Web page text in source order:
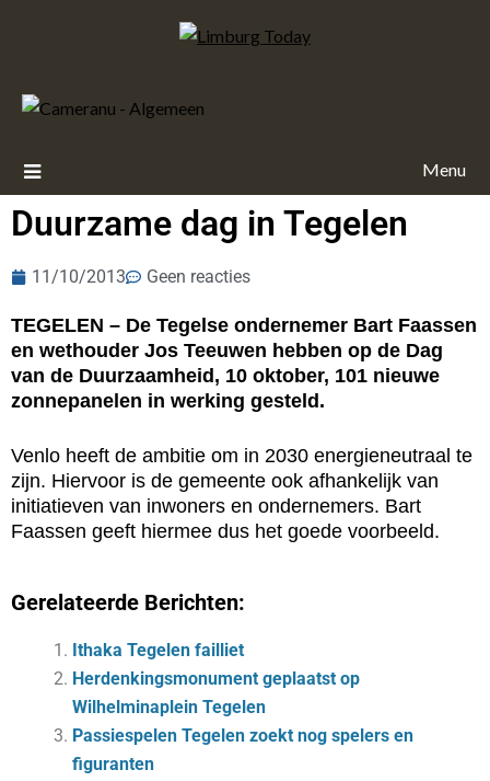
Menu
Duurzame dag in Tegelen
11/10/2013 Geen reacties
TEGELEN – De Tegelse ondernemer Bart Faassen
en wethouder Jos Teeuwen hebben op de Dag
van de Duurzaamheid, 10 oktober, 101 nieuwe
zonnepanelen in werking gesteld.
Venlo heeft de ambitie om in 2030 energieneutraal te
zijn. Hiervoor is de gemeente ook afhankelijk van
initiatieven van inwoners en ondernemers. Bart
Faassen geeft hiermee dus het goede voorbeeld.
Gerelateerde Berichten:
Ithaka Tegelen failliet
Herdenkingsmonument geplaatst op
Wilhelminaplein Tegelen
Passiespelen Tegelen zoekt nog spelers en
figuranten